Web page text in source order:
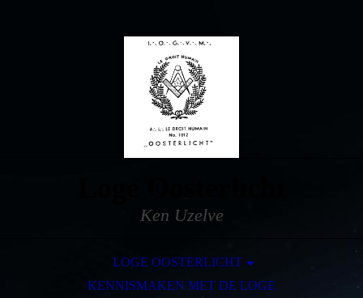
Ken Uzelve
LOGE OOSTERLICHT
DE LOGE
KENNISMAKEN MET DE LOGE